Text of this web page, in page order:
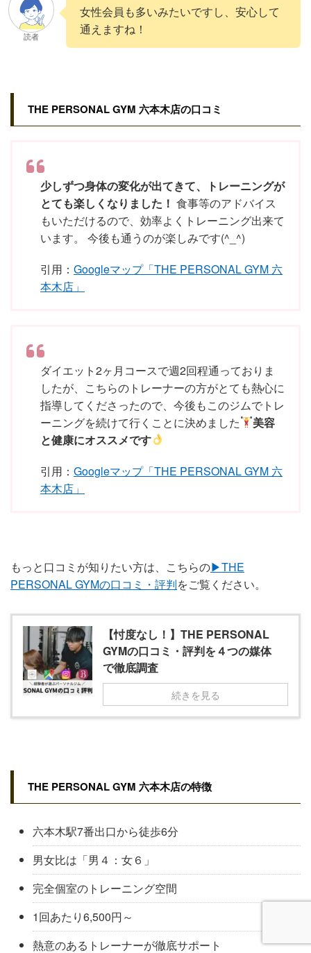
読者
女性会員も多いみたいですし、安心して
通えますね！
THE PERSONAL GYM 六本木店の口コミ
少しずつ身体の変化が出てきて、トレーニングが
とても楽しくなりました！ 食事等のアドバイス
もいただけるので、効率よくトレーニング出来て
います。 今後も通うのが楽しみです(^_^)
引用： Googleマップ「THE PERSONAL GYM 六
本木店」
ダイエット2ヶ月コースで週2回程通っておりま
したが、こちらのトレーナーの方がとても熱心に
指導してくださったので、今後もこのジムでトレ
ーニングを続けて行くことに決めました
美容
と健康にオススメです
引用： Googleマップ「THE PERSONAL GYM 六
本木店」
もっと口コミが知りたい方は、こちらの▶︎THE
PERSONAL GYMの口コミ・評判をご覧ください。
【忖度なし！】THE PERSONAL
GYMの口コミ・評判を４つの媒体
で徹底調査
続きを見る
THE PERSONAL GYM 六本木店の特徴
六本木駅7番出口から徒歩6分
男女比は「男４：女６」
完全個室のトレーニング空間
1回あたり6,500円～
熱意のあるトレーナーが徹底サポート